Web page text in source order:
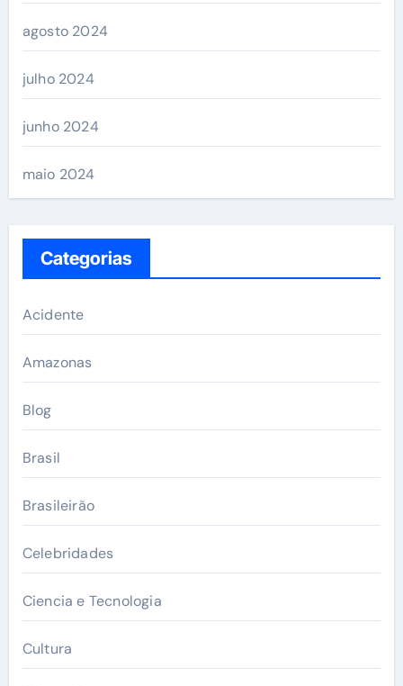
agosto 2024
julho 2024
junho 2024
maio 2024
Categorias
Acidente
Amazonas
Blog
Brasil
Brasileirão
Celebridades
Ciencia e Tecnologia
Cultura